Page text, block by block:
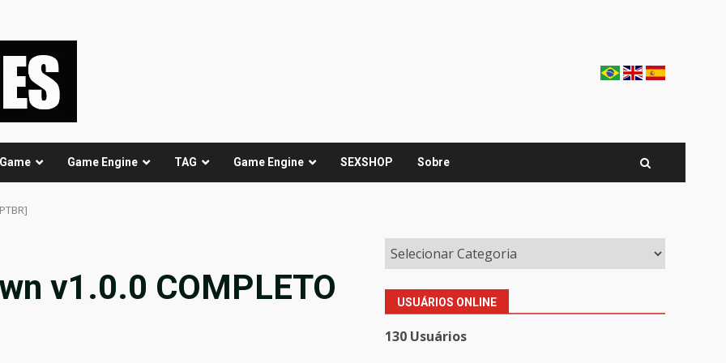
Game Engine TAG Game Engine SEXSHOP Sobre
v1.0.0 COMPLETO
USUÁRIOS ONLINE
130 Usuários